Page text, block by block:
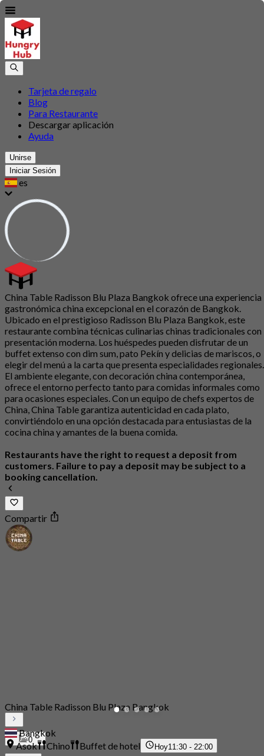
Tarjeta de regalo
Blog
Para Restaurante
Descargar aplicación
Ayuda
Unirse
Iniciar Sesión
es
China Table Radisson Blu Plaza Bangkok ofrece una experiencia
gastronómica china excepcional en el corazón de Bangkok.
Ubicado en el prestigioso Radisson Blu Plaza Bangkok, este
restaurante combina técnicas culinarias chinas tradicionales con
presentación moderna. Los huéspedes pueden disfrutar de un
buffet extenso con dim sum, pato Pekín y delicias de mariscos, o
elegir del menú a la carta que presenta especialidades regionales.
El ambiente elegante, con decoración china contemporánea,
ofrece el entorno perfecto tanto para comidas informales como
para ocasiones especiales. Con un equipo de chefs expertos de
China, China Table garantiza autenticidad en cada plato,
convirtiéndolo en una opción destacada para entusiastas de la
cocina china y amantes de la buena comida.
Restaurants have the right to request a deposit from
customers. Failure to pay a deposit may be subject to a
booking cancellation.
Compartir
0
China Table Radisson Blu Plaza Bangkok
Bangkok
Asok
Chino Buffet de hotel Hoy11:30 - 22:00